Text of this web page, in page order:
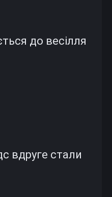
до весілля
вдруге стали